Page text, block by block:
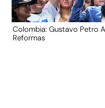
Colombia: Gustavo Petro
Reformas